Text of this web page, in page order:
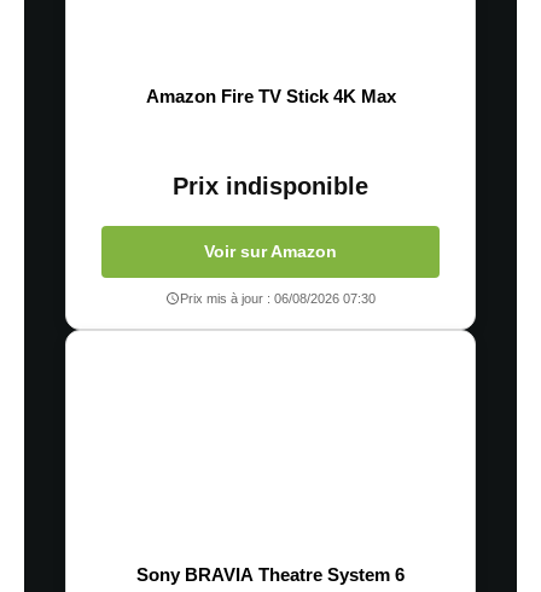
Amazon Fire TV Stick 4K Max
Prix indisponible
Voir sur Amazon
Prix mis à jour : 06/08/2026 07:30
Sony BRAVIA Theatre System 6